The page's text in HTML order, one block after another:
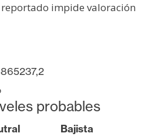
impide valoración
probables
Bajista